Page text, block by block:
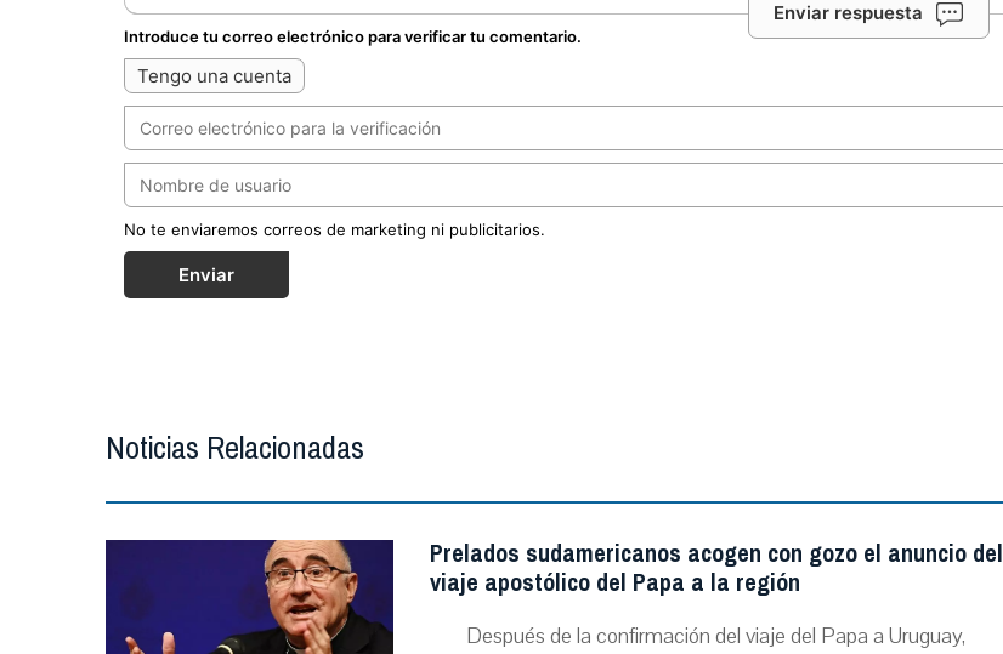
Enviar respuesta
Introduce tu correo electrónico para verificar tu comentario.
Tengo una cuenta
No te enviaremos correos de marketing ni publicitarios.
Enviar
Noticias Relacionadas
Prelados sudamericanos acogen con gozo el anuncio del
viaje apostólico del Papa a la región
Después de la confirmación del viaje del Papa a Uruguay,